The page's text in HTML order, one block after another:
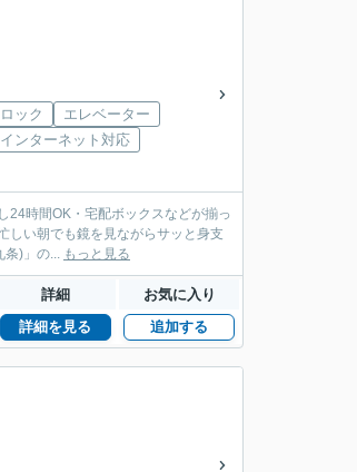
ック
エレベーター
インターネット対応
24時間OK・宅配ボックスなどが揃っ
しい朝でも鏡を見ながらサッと身支
条)」の... もっと見る
詳細 お気に入り
詳細を見る 追加する